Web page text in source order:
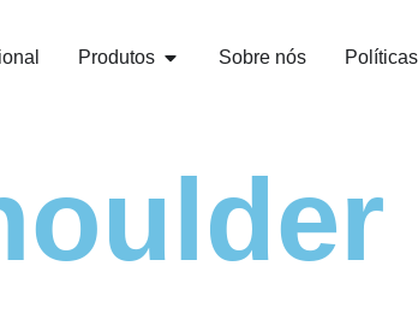
Produtos Sobre nós Políticas